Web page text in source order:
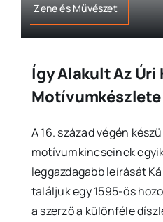
Zene és Művészet
Így Alakult Az Úri
Motívumkészlete
A 16. század végén
motívumkincseinek
leggazdagabb leírását
találjuk egy 1595-ös
a szerző a különféle